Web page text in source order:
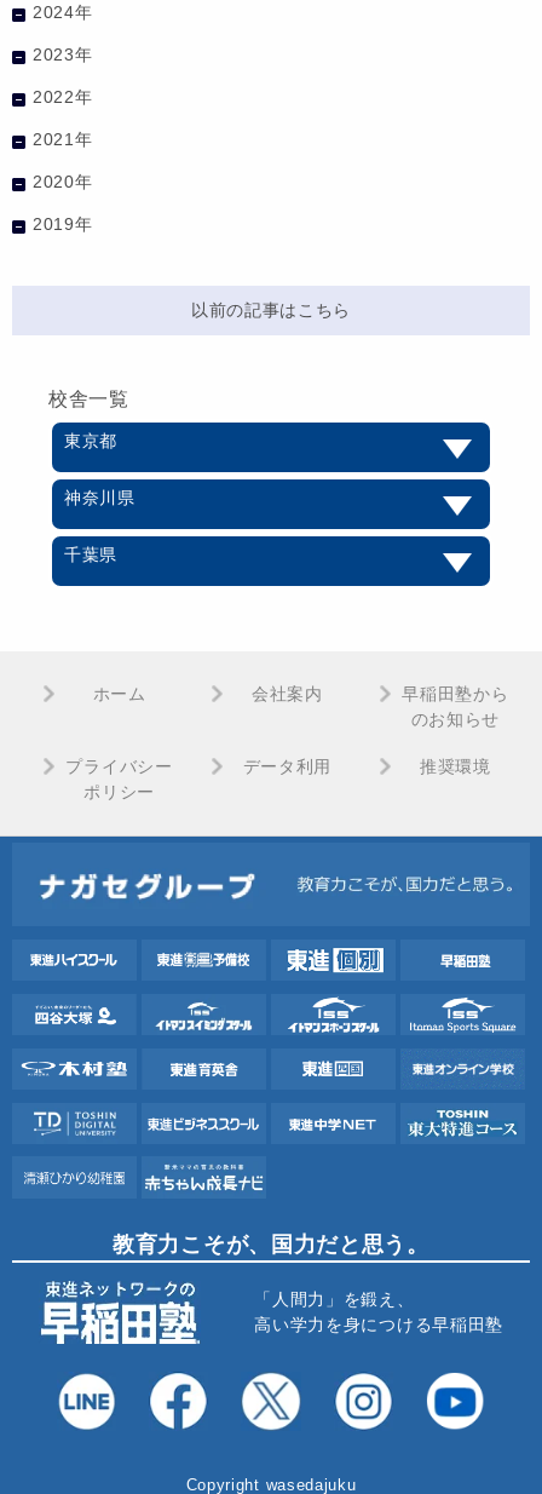
2024年
2023年
2022年
2021年
2020年
2019年
以前の記事はこちら
校舎一覧
東京都
神奈川県
千葉県
ホーム 会社案内
早稲田塾から
のお知らせ
プライバシー
ポリシー
データ利用 推奨環境
教育力こそが、国力だと思う。
「人間力」を鍛え、
高い学力を身につける早稲田塾
Copyright wasedajuku